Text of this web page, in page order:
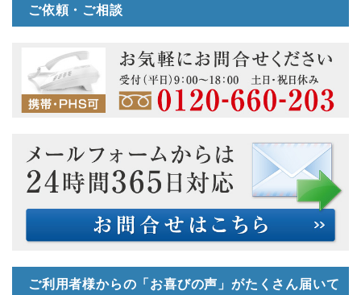
ご依頼・ご相談
ご利用者様からの「お喜びの声」がたくさん届いて